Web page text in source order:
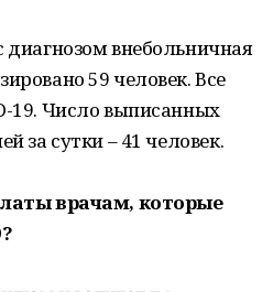
внебольничная
59 человек. Все
19. Число выписанных
за сутки – 41 человек.
врачам, которые